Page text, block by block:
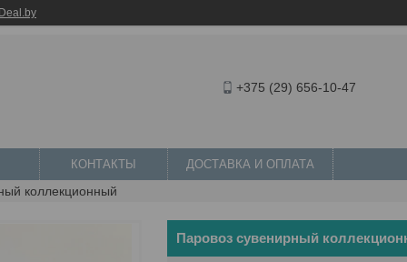
+375 (29) 656-10-47
КОНТАКТЫ ДОСТАВКА И ОПЛАТА
коллекционный
Паровоз сувенирный